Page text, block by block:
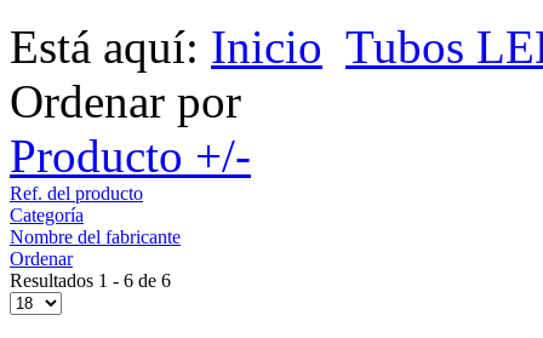
Está aquí: Inicio Tubos
Ordenar por
Producto +/-
Ref. del producto
Categoría
Nombre del fabricante
Ordenar
Resultados 1 - 6 de 6